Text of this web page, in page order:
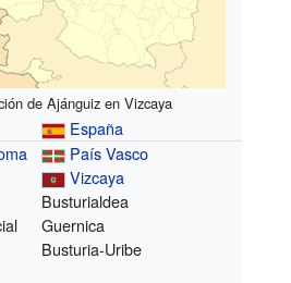
de Ajánguiz en Vizcaya
España
País Vasco
Vizcaya
Busturialdea
Guernica
Busturia-Uribe